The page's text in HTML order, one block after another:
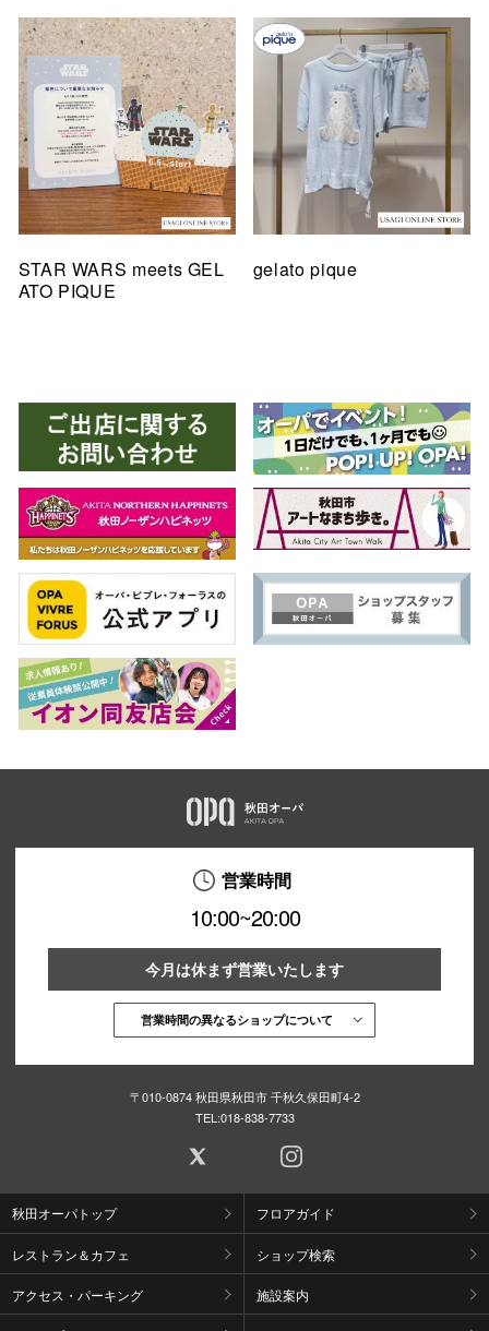
STAR WARS meets GEL
ATO PIQUE
gelato pique
営業時間
10:00~20:00
今月は休まず営業いたします
営業時間の異なるショップについて
〒010-0874 秋田県秋田市 千秋久保田町4-2
TEL:018-838-7733
秋田オーパトップ フロアガイド
レストラン＆カフェ ショップ検索
アクセス・パーキング 施設案内